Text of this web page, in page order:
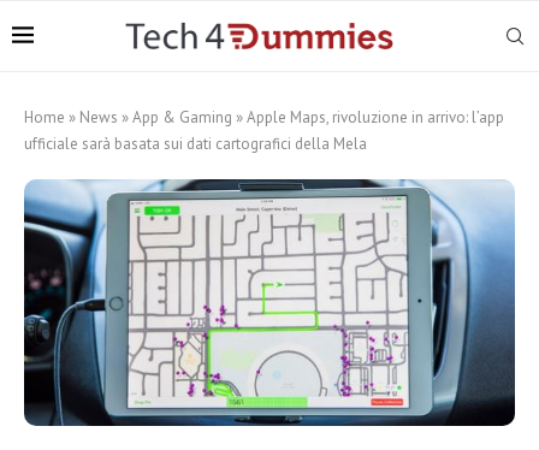
Home » News »App & Gaming »Apple Maps, rivoluzione in arrivo: l’app
ufficiale sarà basata sui dati cartografici della Mela